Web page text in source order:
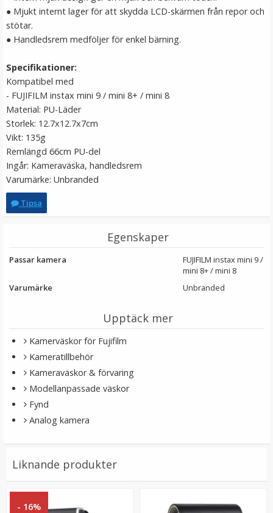
JJC Skärmskydd för Fujifilm X-T200/ X-A7 optiskt glas
★★★
LÄGG I VARUKORG
● Mjukt internt lager för att skydda LCD-skärmen från repor och
stötar.
● Handledsrem medföljer för enkel bärning.
Specifikationer:
Kompatibel med
- FUJIFILM instax mini 9 / mini 8+ / mini 8
Material: PU-Läder
Storlek: 12.7x12.7x7cm
Vikt: 135g
Remlängd 66cm PU-del
Ingår: Kameraväska, handledsrem
Varumärke: Unbranded
Tipsa
Egenskaper
Passar kamera
FUJIFILM instax mini 9 /
mini 8+ / mini 8
Varumärke
Unbranded
Upptäck mer
Kamerväskor för Fujifilm
Kameratillbehör
Kameraväskor & förvaring
Modellanpassade väskor
Fynd
Analog kamera
Liknande produkter
- 16%